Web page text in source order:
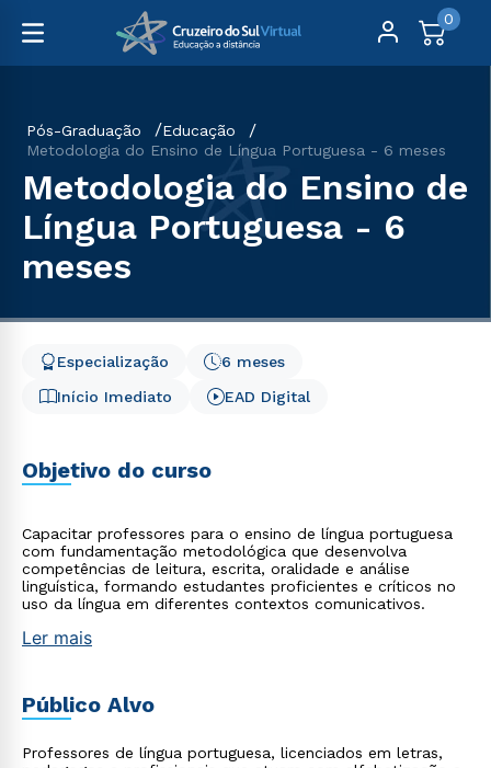
0
Pós-Graduação
Educação
Metodologia do Ensino de Língua Portuguesa - 6 meses
Metodologia do Ensino de
Língua Portuguesa - 6
meses
Início Imediato
6 meses
Especialização
EAD Digital
Objetivo do curso
Capacitar professores para o ensino de língua portuguesa
com fundamentação metodológica que desenvolva
competências de leitura, escrita, oralidade e análise
linguística, formando estudantes proficientes e críticos no
uso da língua em diferentes contextos comunicativos.
Ler mais
Público Alvo
Professores de língua portuguesa, licenciados em letras,